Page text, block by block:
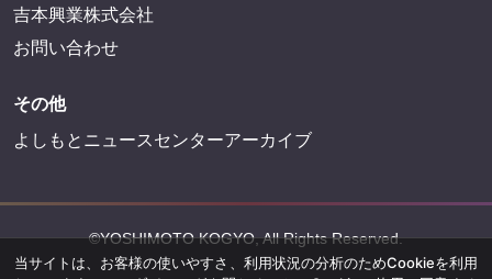
吉本興業株式会社
お問い合わせ
その他
よしもとニュースセンターアーカイブ
©YOSHIMOTO KOGYO, All Rights Reserved.
当サイトは、お客様の使いやすさ、利用状況の分析のためCookieを利用